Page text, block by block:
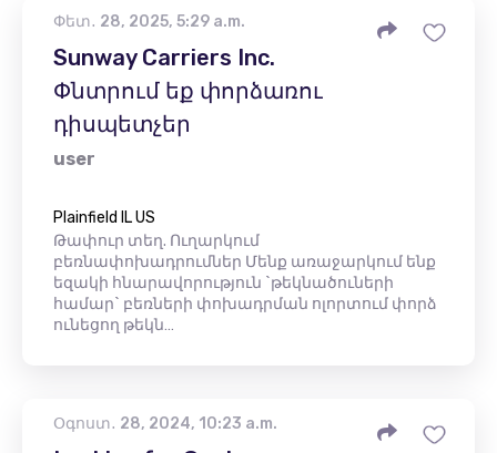
Փետ․ 28, 2025, 5:29 a.m.
Sunway Carriers Inc.
Փնտրում եք փորձառու
դիսպետչեր
user
Plainfield IL US
Թափուր տեղ. Ուղարկում
բեռնափոխադրումներ Մենք առաջարկում ենք
եզակի հնարավորություն `թեկնածուների
համար` բեռների փոխադրման ոլորտում փորձ
ունեցող թեկն…
Օգոստ․ 28, 2024, 10:23 a.m.